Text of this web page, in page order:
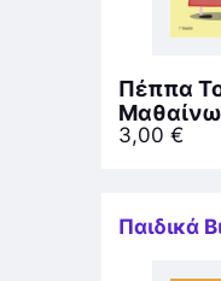
Πέππα
3,00 €
Παιδικά